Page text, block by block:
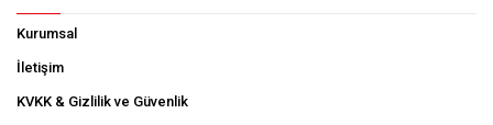
Kurumsal
İletişim
KVKK & Gizlilik ve Güvenlik